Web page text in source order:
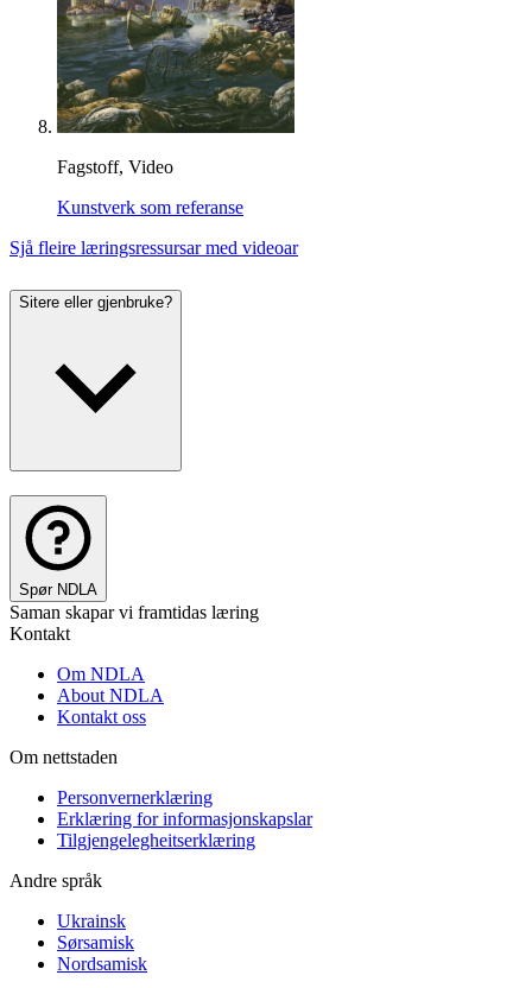
Fagstoff, Video
Kunstverk som referanse
Sjå fleire læringsressursar med videoar
Sitere eller gjenbruke?
Spør NDLA
Saman skapar vi framtidas læring
Kontakt
Om NDLA
About NDLA
Kontakt oss
Om nettstaden
Personvernerklæring
Erklæring for informasjonskapslar
Tilgjengelegheitserklæring
Andre språk
Ukrainsk
Sørsamisk
Nordsamisk